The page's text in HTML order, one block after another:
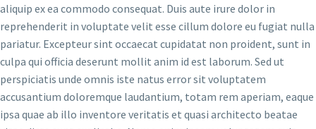
aliquip ex ea commodo consequat. Duis aute irure dolor in
reprehenderit in voluptate velit esse cillum dolore eu fugiat nulla
pariatur. Excepteur sint occaecat cupidatat non proident, sunt in
culpa qui officia deserunt mollit anim id est laborum. Sed ut
perspiciatis unde omnis iste natus error sit voluptatem
accusantium doloremque laudantium, totam rem aperiam, eaque
ipsa quae ab illo inventore veritatis et quasi architecto beatae